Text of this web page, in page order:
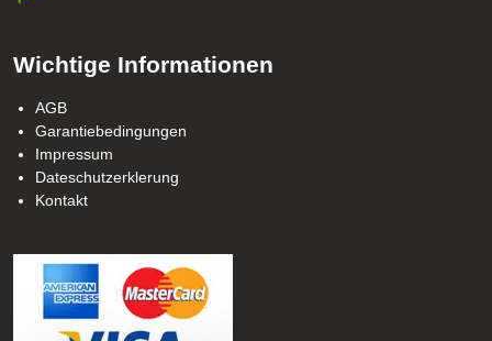
Wichtige Informationen
AGB
Garantiebedingungen
Impressum
Dateschutzerklerung
Kontakt